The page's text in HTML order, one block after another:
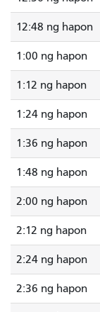
12:48 ng hapon
1:00 ng hapon
1:12 ng hapon
1:24 ng hapon
1:36 ng hapon
1:48 ng hapon
2:00 ng hapon
2:12 ng hapon
2:24 ng hapon
2:36 ng hapon